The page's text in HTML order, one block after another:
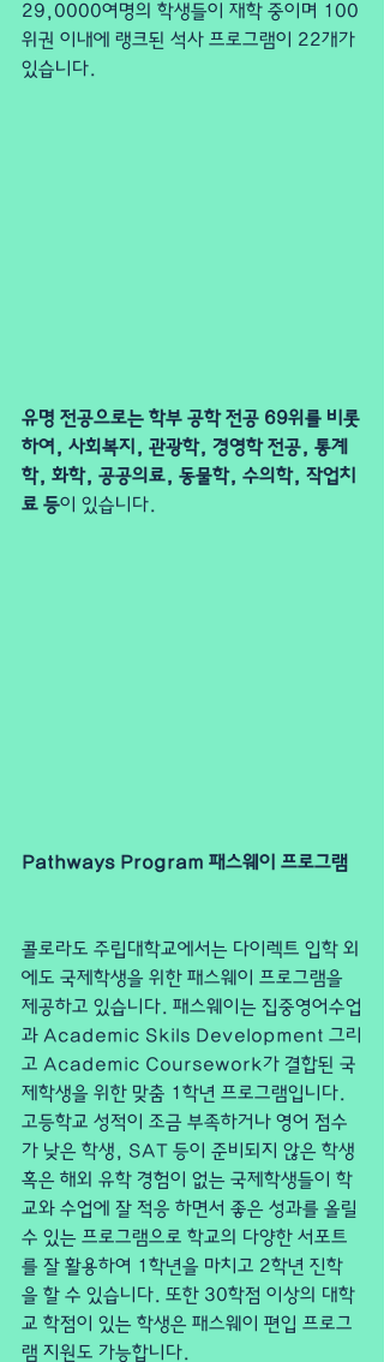
29,0000여명의 학생들이 재학 중이며 100
위권 이내에 랭크된 석사 프로그램이 22개가
있습니다.
유명 전공으로는 학부 공학 전공 69위를 비롯
하여, 사회복지, 관광학, 경영학 전공, 통계
학, 화학, 공공의료, 동물학, 수의학, 작업치
료 등이 있습니다.
Pathways Program 패스웨이 프로그램
콜로라도 주립대학교에서는 다이렉트 입학 외
에도 국제학생을 위한 패스웨이 프로그램을
제공하고 있습니다. 패스웨이는 집중영어수업
과 Academic Skils Development 그리
고 Academic Coursework가 결합된 국
제학생을 위한 맞춤 1학년 프로그램입니다.
고등학교 성적이 조금 부족하거나 영어 점수
가 낮은 학생, SAT 등이 준비되지 않은 학생
혹은 해외 유학 경험이 없는 국제학생들이 학
교와 수업에 잘 적응 하면서 좋은 성과를 올릴
수 있는 프로그램으로 학교의 다양한 서포트
를 잘 활용하여 1학년을 마치고 2학년 진학
을 할 수 있습니다. 또한 30학점 이상의 대학
교 학점이 있는 학생은 패스웨이 편입 프로그
램 지원도 가능합니다.